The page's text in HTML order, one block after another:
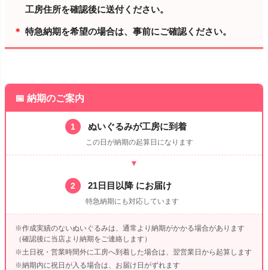
工房住所を確認後に送付ください。
特急納期を希望の場合は、事前にご確認ください。
📅 納期のご案内
1 ぬいぐるみが工房に到着
この日が納期の起算日になります
▼
2 21日目以降 にお届け
特急納期にも対応しています
※作成実績のないぬいぐるみは、通常より納期がかかる場合があります
（確認後に当店より納期をご連絡します）
※土日祝・営業時間外に工房へ到着した場合は、翌営業日から起算します
※納期内に祝日が入る場合は、お届け日がずれます